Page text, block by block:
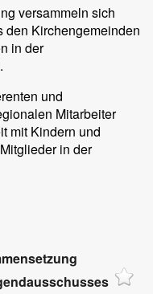
versammeln sich
den Kirchengemeinden
in der
und
Mitarbeiter
mit Kindern und
in der